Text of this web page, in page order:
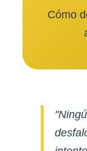
Cómo